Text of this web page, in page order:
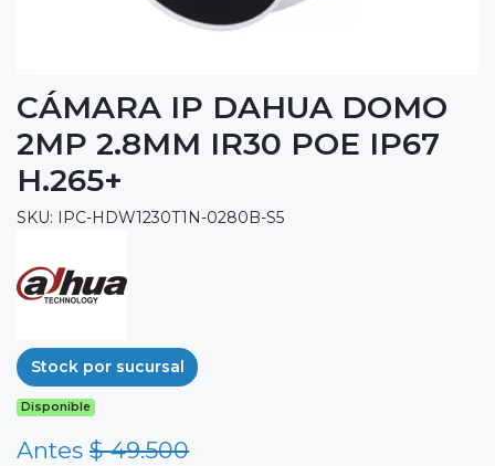
CÁMARA IP DAHUA DOMO
2MP 2.8MM IR30 POE IP67
H.265+
SKU: IPC-HDW1230T1N-0280B-S5
Stock por sucursal
Disponible
Antes $ 49.500